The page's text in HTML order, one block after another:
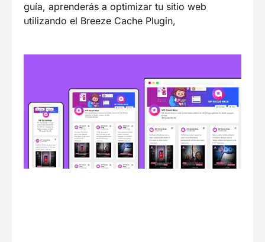
guía, aprenderás a optimizar tu sitio web
utilizando el Breeze Cache Plugin,